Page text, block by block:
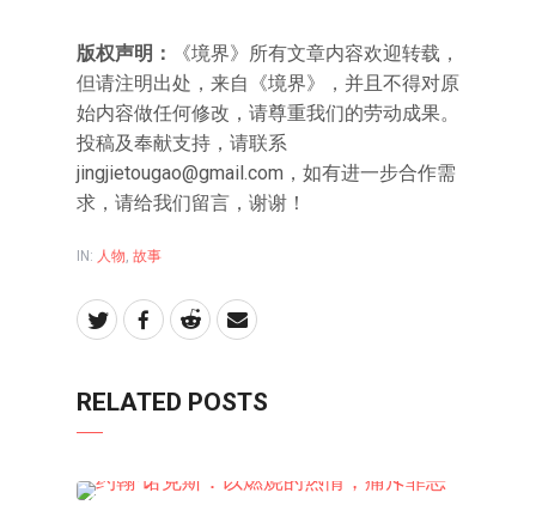
版权声明：
《境界》所有文章内容欢迎转载，
但请注明出处，来自《境界》，并且不得对原
始内容做任何修改，请尊重我们的劳动成果。
投稿及奉献支持，请联系
jingjietougao@gmail.com ，如有进一步合作需
求，请给我们留言，谢谢！
IN: 人物 故事
RELATED POSTS